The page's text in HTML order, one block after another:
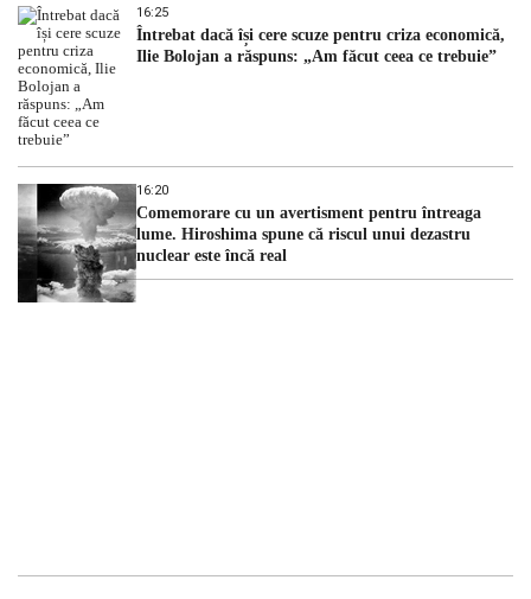
16:25
Întrebat dacă își cere scuze pentru criza economică,
Ilie Bolojan a răspuns: „Am făcut ceea ce trebuie”
16:20
Comemorare cu un avertisment pentru întreaga
lume. Hiroshima spune că riscul unui dezastru
nuclear este încă real